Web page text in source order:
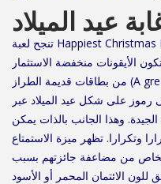
عيد الميلاد
تنجح لعبة Happiest Christmas Forest باعتبارها لعبة تتمحور حول
الأيقونات منخفضة الاستثمار
من بطاقات قديمة الطراز (A great، K، Q، J، عشرة، 9) مزينة بزخارف
رموز على شكل عيد الميلاد عبر
وهذا الجانب بالذات يمكن
تظهر ميزة الاستمتاع
من مضاعفة جائزتهم بسبب